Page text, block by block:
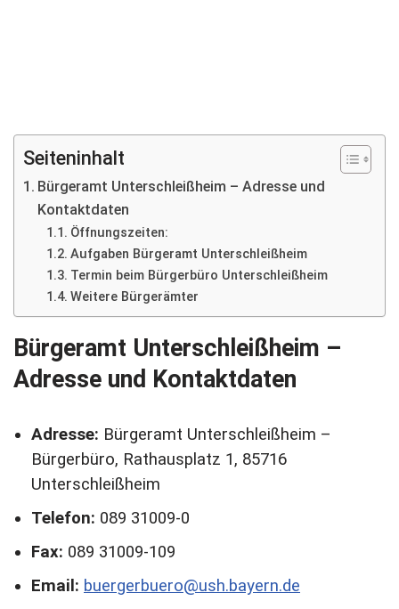
Seiteninhalt
Bürgeramt Unterschleißheim – Adresse und
Kontaktdaten
Öffnungszeiten:
Aufgaben Bürgeramt Unterschleißheim
Termin beim Bürgerbüro Unterschleißheim
Weitere Bürgerämter
Bürgeramt Unterschleißheim –
Adresse und Kontaktdaten
Adresse: Bürgeramt Unterschleißheim –
Bürgerbüro, Rathausplatz 1, 85716
Unterschleißheim
Telefon: 089 31009-0
Fax: 089 31009-109
Email: buergerbuero@ush.bayern.de